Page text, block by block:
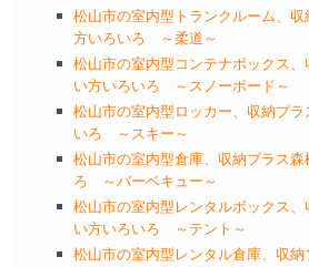
松山市の室内型トランクルーム、
方いろいろ ～柔道～
松山市の室内型コンテナボックス
い方いろいろ ～スノーボード～
松山市の室内型ロッカー、収納プ
いろ ～スキー～
松山市の室内型倉庫、収納プラス
ろ ～バーベキュー～
松山市の室内型レンタルボックス
い方いろいろ ～テント～
松山市の室内型レンタル倉庫、収